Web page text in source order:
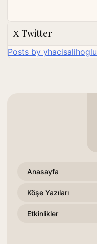
Twitter
Posts by yhacisalihoglu
Anasayfa
Köşe Yazıları
Etkinlikler